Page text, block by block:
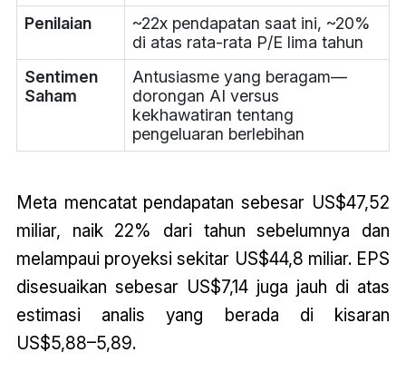
Penilaian
~22x pendapatan saat ini, ~20%
di atas rata-rata P/E lima tahun
Sentimen
Saham
Antusiasme yang beragam—
dorongan AI versus
kekhawatiran tentang
pengeluaran berlebihan
Meta mencatat pendapatan sebesar US$47,52
miliar, naik 22% dari tahun sebelumnya dan
melampaui proyeksi sekitar US$44,8 miliar. EPS
disesuaikan sebesar US$7,14 juga jauh di atas
estimasi analis yang berada di kisaran
US$5,88–5,89.